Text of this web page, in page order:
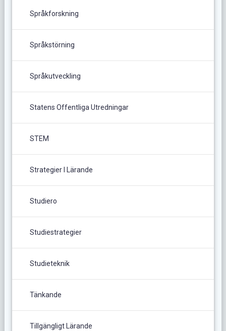
Språkforskning
Språkstörning
Språkutveckling
Statens Offentliga Utredningar
STEM
Strategier I Lärande
Studiero
Studiestrategier
Studieteknik
Tänkande
Tillgängligt Lärande